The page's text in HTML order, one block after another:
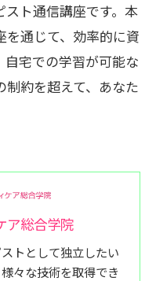
ト通信講座です。本
を通じて、効率的に資
宅での学習が可能な
制約を超えて、あなた
ア総合学院
トとして独立したい
々な技術を取得でき